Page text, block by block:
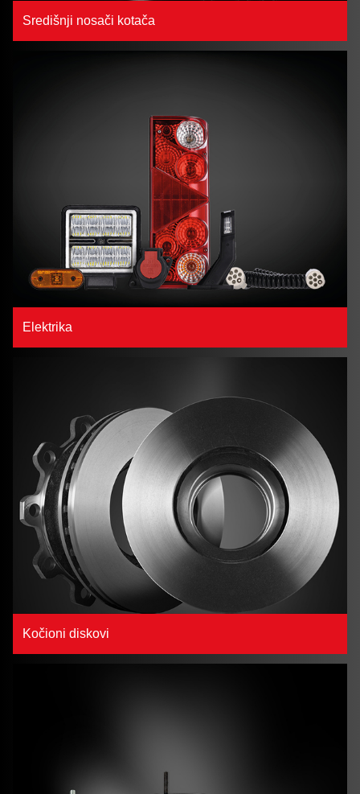
Središnji nosači kotača
Elektrika
Kočioni diskovi